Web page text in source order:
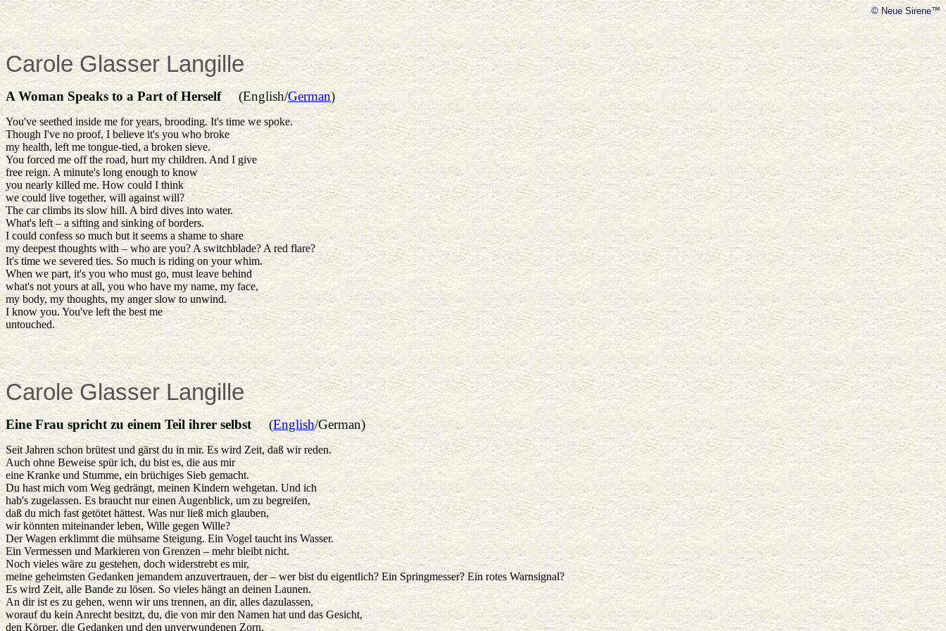
© Neue Sirene™
CaroleGlasser Langille
A Woman Speaks to a Part of Herself(English/German)
You've seethed inside me for years, brooding. It's time we spoke.
Though I've no proof, I believe it's you who broke
my health, left me tongue-tied, a broken sieve.
You forced me off the road, hurt my children. And I give
free reign. A minute's long enough to know
you nearly killed me. How could I think
we could live together, will against will?
The car climbs its slow hill. A bird dives into water.
What's left – a sifting and sinking of borders.
I could confess so much but it seems a shame to share
my deepest thoughts with – who are you? A switchblade? A red flare?
It's time we severed ties. So much is riding on your whim.
When we part, it's you who must go, must leave behind
what's not yours at all, you who have my name, my face,
my body, my thoughts, my anger slow to unwind.
I know you. You've left the best me
untouched.
CaroleGlasser Langille
Eine Frau spricht zu einem Teil ihrer selbst(English/German)
Seit Jahren schon brütest und gärst du in mir. Es wird Zeit, daß wir reden.
Auch ohne Beweise spür ich, du bist es, die aus mir
eine Kranke und Stumme, ein brüchiges Sieb gemacht.
Du hast mich vom Weg gedrängt, meinen Kindern wehgetan. Und ich
hab's zugelassen. Es braucht nur einen Augenblick, um zu begreifen,
daß du mich fast getötet hättest. Was nur ließ mich glauben,
wir könnten miteinander leben, Wille gegen Wille?
Der Wagen erklimmt die mühsame Steigung. Ein Vogel taucht ins Wasser.
Ein Vermessen und Markieren von Grenzen – mehr bleibt nicht.
Noch vieles wäre zu gestehen, doch widerstrebt es mir,
meine geheimsten Gedanken jemandem anzuvertrauen, der – wer bist du eigentlich? Ein Springmesser? Ein rotes Warnsignal?
Es wird Zeit, alle Bande zu lösen. So vieles hängt an deinen Launen.
An dir ist es zu gehen, wenn wir uns trennen, an dir, alles dazulassen,
worauf du kein Anrecht besitzt, du, die von mir den Namen hat und das Gesicht,
den Körper, die Gedanken und den unverwundenen Zorn.